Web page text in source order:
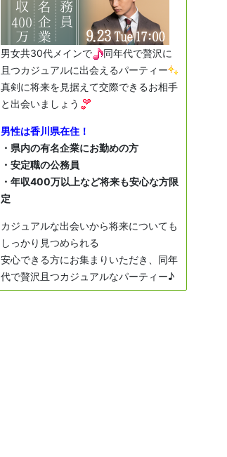
男女共30代メインで
同年代で贅沢に
且つカジュアルに出会えるパーティー
真剣に将来を見据えて交際できるお相手
と出会いましょう
男性は香川県在住！
・県内の有名企業にお勤めの方
・安定職の公務員
・年収400万以上など将来も安心な方限
定
カジュアルな出会いから将来についても
しっかり見つめられる
安心できる方にお集まりいただき、同年
代で贅沢且つカジュアルなパーティー♪